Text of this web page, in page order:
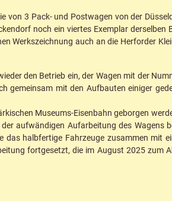
von 3 Pack- und Postwagen von der
noch ein viertes Exemplar derselben
Werkszeichnung auch an die Herforder
den Betrieb ein, der Wagen mit der
gemeinsam mit den Aufbauten einiger
Museums-Eisenbahn geborgen
aufwändigen Aufarbeitung des Wagens
halbfertige Fahrzeuge zusammen mit
fortgesetzt, die im August 2025 zum